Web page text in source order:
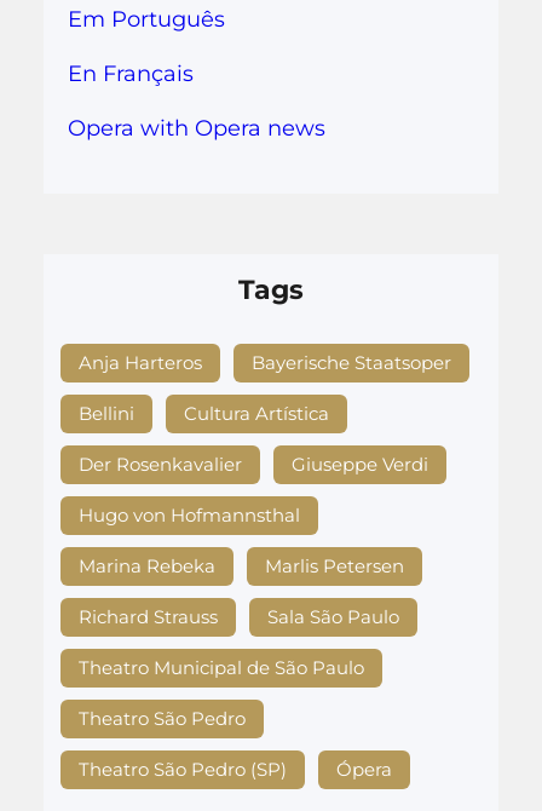
Em Português
En Français
Opera with Opera news
Tags
Anja Harteros Bayerische Staatsoper
Bellini Cultura Artística
Der Rosenkavalier Giuseppe Verdi
Hugo von Hofmannsthal
Marina Rebeka Marlis Petersen
Richard Strauss Sala São Paulo
Theatro Municipal de São Paulo
Theatro São Pedro
Theatro São Pedro (SP) Ópera